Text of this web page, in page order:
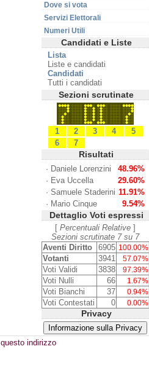
Dove si vota
Servizi Elettorali
Numeri Utili
Candidati e Liste
Lista
Liste e candidati
Candidati
Tutti i candidati
Sezioni scrutinate
1 2 3 4
5
6
7
Risultati
· Daniele Lorenzini
48.96%
· Eva Uccella
29.60%
· Samuele Staderini 11.91%
· Mario Cinque 9.54%
Dettaglio Voti espressi
[ Percentuali Relative ]
Sezioni scrutinate 7 su 7
Aventi Diritto
6905 100.00%
Votanti 3941 57.07%
Voti Validi 3838 97.39%
Voti Nulli 66 1.67%
Voti Bianchi 37 0.94%
Voti Contestati 0 0.00%
Privacy
questo indirizzo